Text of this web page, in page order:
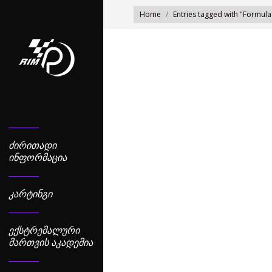
ᲫᲘᲠᲘᲗᲐᲓᲘ
ᲘᲜᲤᲝᲠᲛᲐᲪᲘᲐ
ᲙᲐᲠᲢᲘᲜᲒᲘ
ᲔᲥᲡᲢᲠᲔᲛᲐᲚᲣᲠᲘ
ᲛᲐᲠᲗᲕᲘᲡ ᲐᲙᲐᲓᲔᲛᲘᲐ
You are here:
Home Entries tagged with